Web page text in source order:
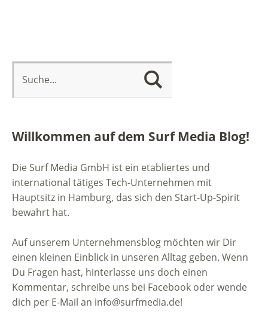
Willkommen auf dem Surf Media Blog!
Die Surf Media GmbH ist ein etabliertes und
international tätiges Tech-Unternehmen mit
Hauptsitz in Hamburg, das sich den Start-Up-Spirit
bewahrt hat.
Auf unserem Unternehmensblog möchten wir Dir
einen kleinen Einblick in unseren Alltag geben. Wenn
Du Fragen hast, hinterlasse uns doch einen
Kommentar, schreibe uns bei Facebook oder wende
dich per E-Mail an info@surfmedia.de!